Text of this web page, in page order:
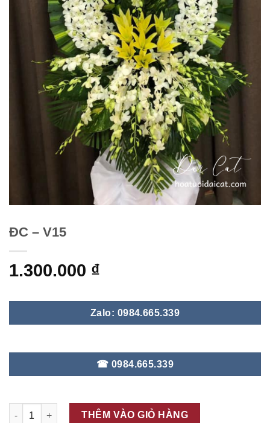
ĐC – V15
1.300.000 ₫
Zalo: 0984.665.339
☎ 0984.665.339
ĐC - V15 số lượng
THÊM VÀO GIỎ HÀNG